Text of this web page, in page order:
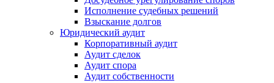
Исполнение судебных решений
Взыскание долгов
Юридический аудит
Корпоративный аудит
Аудит сделок
Аудит спора
Аудит собственности